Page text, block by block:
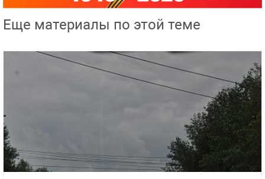
Еще материалы по этой теме